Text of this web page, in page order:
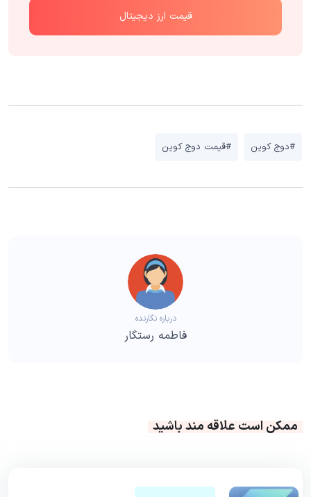
قیمت ارز دیجیتال
#دوج کوین #قیمت دوج کوین
درباره نگارنده
فاطمه رستگار
ممکن است علاقه مند باشید